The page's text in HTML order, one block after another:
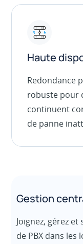
Haute
Redondance
robuste pour
continuent
de panne
Gestion
Joignez, gérez
de PBX dans les